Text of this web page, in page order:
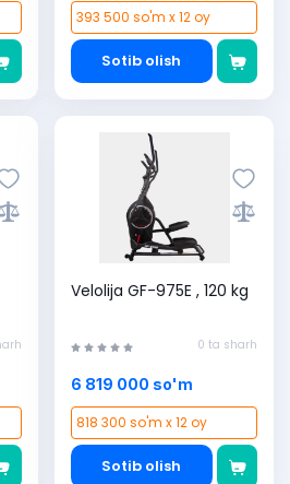
393 500 so'm x 12 oy
Sotib olish
Velolija GF-975E , 120 kg
0 ta sharh
6 819 000 so'm
818 300 so'm x 12 oy
Sotib olish